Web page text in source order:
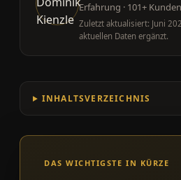
Erfahrung · 101+ Kunden
Zuletzt aktualisiert: Juni
aktuellen Daten ergänzt.
INHALTSVERZEICHNIS
DAS WICHTIGSTE IN KÜRZE